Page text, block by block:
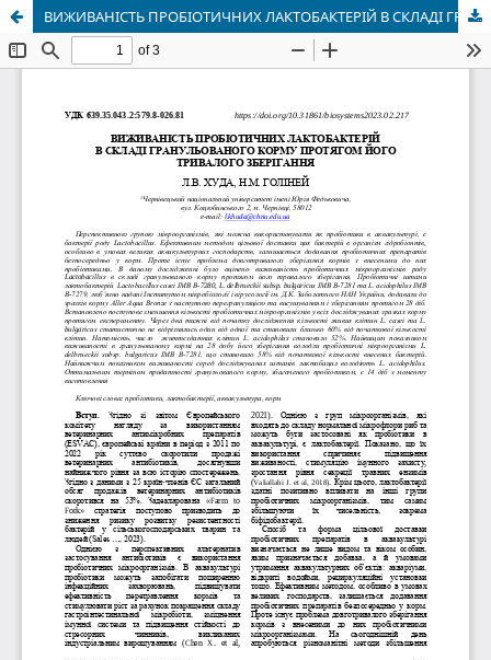
ВИЖИВАНІСТЬ ПРОБІОТИЧНИХ ЛАКТОБАКТЕРІЙ В СКЛАДІ ГРАНУЛЬОВАНОГО КОРМУ ПРОТЯГОМ ЙОГО ТРИВАЛОГО ЗБЕРІГАННЯ